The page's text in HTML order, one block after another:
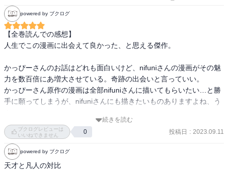
小さい時はよくわからなくても、意味が分かった時
エレンも悲しかったのではないか。
息子が作ったカタログという理由だけで
愛らしいなぁ。
親孝行だと思ってお礼を言ってあげれば良いのに。
正直初めて読んだ時は、この辺りでは
さゆりも流川さんも好きではなかった。
みっちゃんは良い子だよなと思う。
powered by ブクログ
【全巻読んでの感想】
人生でこの漫画に出会えて良かった、と思える傑作。
かっぴーさんのお話はどれも面白いけど、nifuniさんの漫画がその魅
力を数百倍にあ増大させている。奇跡の出会いと言っていい。
かっぴーさん原作の漫画は全部nifuniさんに描いてもらいたい…と勝
手に願ってしまうが、nifuniさんにも描きたいものありますよね、う
天才や努力家たちの奇跡のような出会いを描いた本作だけど、かっ
ぴーさんの原作とnifuniさんの漫画の邂逅もまさにソレだと思った。
続きを読む
ブクログレビューは
いいねできません
0 投稿日 : 2023.09.11
powered by ブクログ
天才と凡人の対比